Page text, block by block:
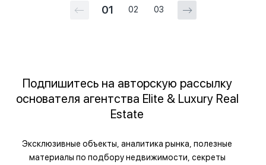
01 02 03
Подпишитесь на авторскую рассылку
основателя агентства Elite & Luxury Real
Estate
Эксклюзивные объекты, аналитика рынка, полезные
материалы по подбору недвижимости, секреты